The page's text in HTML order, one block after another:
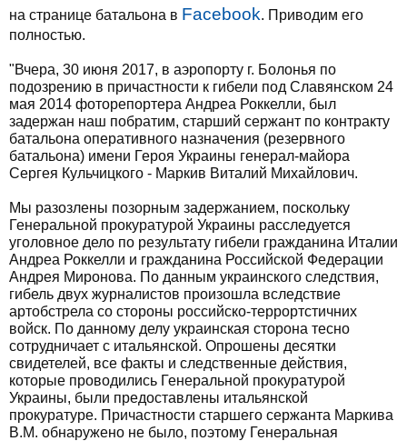
на странице батальона в Facebook. Приводим его
полностью.
"Вчера, 30 июня 2017, в аэропорту г. Болонья по
подозрению в причастности к гибели под Славянском 24
мая 2014 фоторепортера Андреа Роккелли, был
задержан наш побратим, старший сержант по контракту
батальона оперативного назначения (резервного
батальона) имени Героя Украины генерал-майора
Сергея Кульчицкого - Маркив Виталий Михайлович.
Мы разозлены позорным задержанием, поскольку
Генеральной прокуратурой Украины расследуется
уголовное дело по результату гибели гражданина Италии
Андреа Роккелли и гражданина Российской Федерации
Андрея Миронова. По данным украинского следствия,
гибель двух журналистов произошла вследствие
артобстрела со стороны российско-террортстичних
войск. По данному делу украинская сторона тесно
сотрудничает с итальянской. Опрошены десятки
свидетелей, все факты и следственные действия,
которые проводились Генеральной прокуратурой
Украины, были предоставлены итальянской
прокуратуре. Причастности старшего сержанта Маркива
В.М. обнаружено не было, поэтому Генеральная